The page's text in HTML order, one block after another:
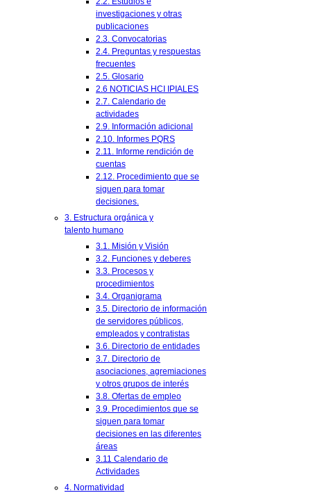
investigaciones y otras
publicaciones
2.3. Convocatorias
2.4. Preguntas y respuestas
frecuentes
2.5. Glosario
2.6 NOTICIAS HCI IPIALES
2.7. Calendario de
actividades
2.9. Información adicional
2.10. Informes PQRS
2.11. Informe rendición de
cuentas
2.12. Procedimiento que se
siguen para tomar
decisiones.
3. Estructura orgánica y
talento humano
3.1. Misión y Visión
3.2. Funciones y deberes
3.3. Procesos y
procedimientos
3.4. Organigrama
3.5. Directorio de información
de servidores públicos,
empleados y contratistas
3.6. Directorio de entidades
3.7. Directorio de
asociaciones, agremiaciones
y otros grupos de interés
3.8. Ofertas de empleo
3.9. Procedimientos que se
siguen para tomar
decisiones en las diferentes
áreas
3.11 Calendario de
Actividades
4. Normatividad